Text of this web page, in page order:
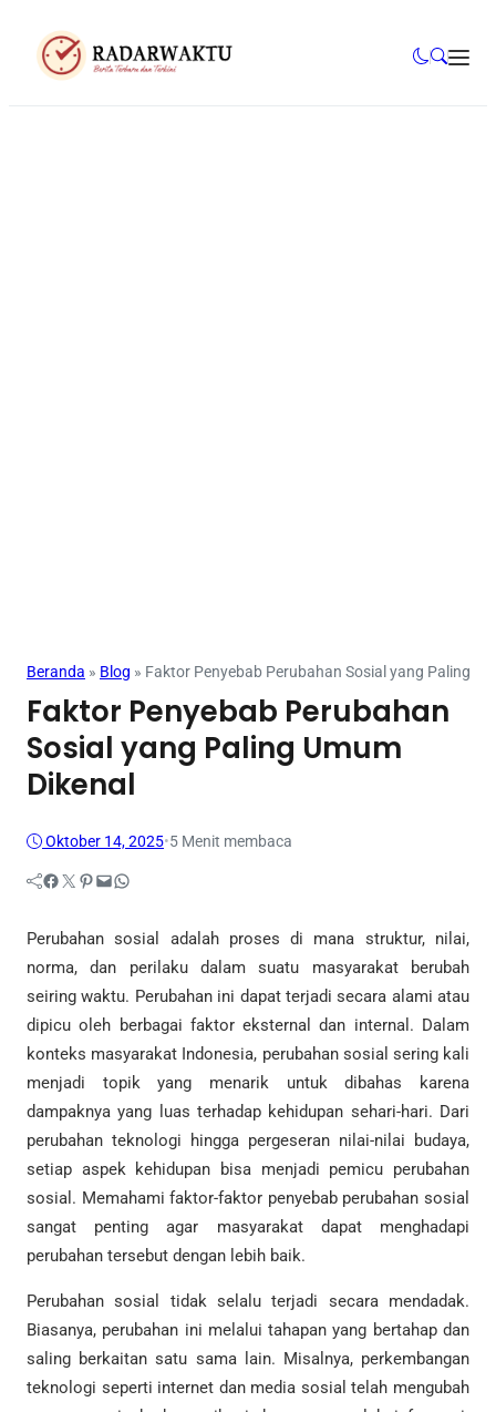
Beranda » Blog » Faktor Penyebab Perubahan Sosial yang Paling
Faktor Penyebab Perubahan
Sosial yang Paling Umum
Dikenal
Oktober 14, 2025•5 Menit membaca
Facebook Twitter Pinterest Mail WhatsApp
Perubahan sosial adalah proses di mana struktur, nilai,
norma, dan perilaku dalam suatu masyarakat berubah
seiring waktu. Perubahan ini dapat terjadi secara alami atau
dipicu oleh berbagai faktor eksternal dan internal. Dalam
konteks masyarakat Indonesia, perubahan sosial sering kali
menjadi topik yang menarik untuk dibahas karena
dampaknya yang luas terhadap kehidupan sehari-hari. Dari
perubahan teknologi hingga pergeseran nilai-nilai budaya,
setiap aspek kehidupan bisa menjadi pemicu perubahan
sosial. Memahami faktor-faktor penyebab perubahan sosial
sangat penting agar masyarakat dapat menghadapi
perubahan tersebut dengan lebih baik.
Perubahan sosial tidak selalu terjadi secara mendadak.
Biasanya, perubahan ini melalui tahapan yang bertahap dan
saling berkaitan satu sama lain. Misalnya, perkembangan
teknologi seperti internet dan media sosial telah mengubah